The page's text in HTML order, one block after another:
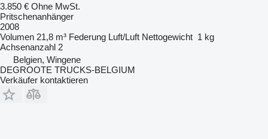
3.850 € Ohne MwSt.
Pritschenanhänger
2008
Volumen 21,8 m³ Federung Luft/Luft Nettogewicht 1 kg
Achsenanzahl 2
Belgien, Wingene
DEGROOTE TRUCKS-BELGIUM
Verkäufer kontaktieren